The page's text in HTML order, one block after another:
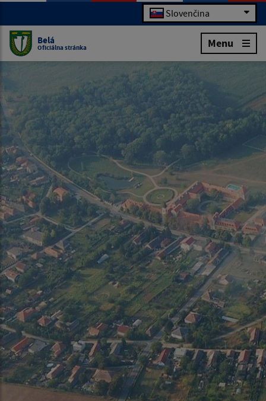
Slovenčina
Belá
Oficiálna stránka Menu